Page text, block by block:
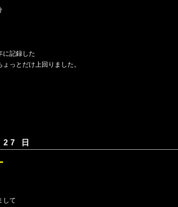
に記録した
っとだけ上回りました。
日
して